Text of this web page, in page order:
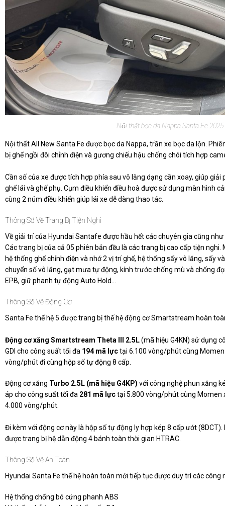
Nội thất bọc da Nappa Santa Fe 2025
Nội thất All New Santa Fe được bọc da Nappa, trần xe bọc da lộn.
bị ghế ngồi đôi chỉnh điện và gương chiếu hậu chống chói tích hợp
Cần số của xe được tích hợp phía sau vô lăng dạng cần xoay, giúp
ghế lái và ghế phụ. Cụm điều khiển điều hoà được sử dụng màn hình
cùng 2 núm điều khiển giúp lái xe dễ dàng thao tác.
Thông Số Về Trang Bị Tiện Nghi
Về giải trí của Hyundai Santafe được hầu hết các chuyên gia cũng
Các trang bị của cả 05 phiên bản đều là các trang bị cao cấp tiện
hệ thống ghế chỉnh điện và nhớ 2 vị trí ghế, hệ thống sấy vô lăng, sấy
chuyển số vô lăng, gạt mưa tự động, kính trước chống mù và chống
EPB, giữ phanh tự động Auto Hold…
Thông Số Về Động Cơ
Santa Fe thế hệ 5 được trang bị thế hệ động cơ Smartstream hoàn
Động cơ xăng Smartstream Theta III 2.5L(mã hiệu G4KN) sử dụng
GDI cho công suất tối đa 194 mã lựctại 6.100 vòng/phút cùng
vòng/phút đi cùng hộp số tự động 8 cấp.
Động cơ xăng Turbo 2.5L (mã hiệu G4KP) với công nghệ phun xăng
áp cho công suất tối đa 281 mã lựctại 5.800 vòng/phút cùng Momen
4.000 vòng/phút.
Đi kèm với động cơ này là hộp số tự động ly hợp kép 8 cấp ướt
được trang bị hệ dẫn động 4 bánh toàn thời gian HTRAC.
Thông Số Về An Toàn
Hyundai Santa Fe thế hệ hoàn toàn mới tiếp tục được duy trì các công
Hệ thống chống bó cứng phanh ABS